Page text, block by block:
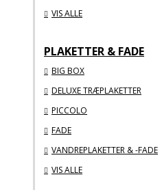
VIS ALLE
PLAKETTER & FADE
BIG BOX
DELUXE TRÆPLAKETTER
PICCOLO
FADE
VANDREPLAKETTER & -FADE
VIS ALLE